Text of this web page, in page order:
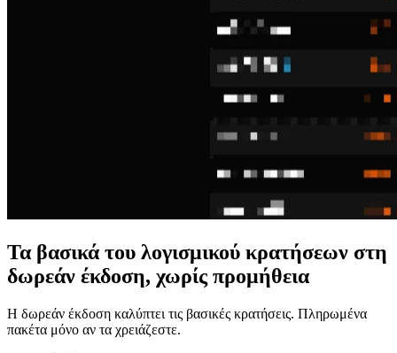
Τα βασικά του λογισμικού κρατήσεων στη
δωρεάν έκδοση, χωρίς προμήθεια
Η δωρεάν έκδοση καλύπτει τις βασικές κρατήσεις. Πληρωμένα
πακέτα μόνο αν τα χρειάζεστε.